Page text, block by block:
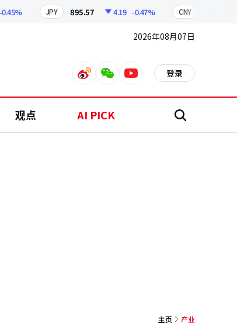
895.57 4.19 -0.47% CNY 210.24
2026年08月07日
weiboweixinyoutube 登录
观点 AI PICK 搜
主页 产业